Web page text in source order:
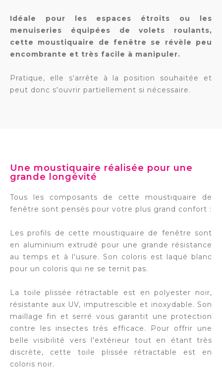
Idéale pour les espaces étroits ou les
menuiseries équipées de volets roulants,
cette moustiquaire de fenêtre se révèle peu
encombrante et très facile à manipuler.
Pratique, elle s'arrête à la position souhaitée et
peut donc s'ouvrir partiellement si nécessaire.
Une moustiquaire réalisée pour une
grande longévité
Tous les composants de cette moustiquaire de
fenêtre sont pensés pour votre plus grand confort :
Les profils de cette moustiquaire de fenêtre sont
en aluminium extrudé pour une grande résistance
au temps et à l'usure. Son coloris est laqué blanc
pour un coloris qui ne se ternit pas.
La toile plissée rétractable est en polyester noir,
résistante aux UV, imputrescible et inoxydable. Son
maillage fin et serré vous garantit une protection
contre les insectes très efficace. Pour offrir une
belle visibilité vers l'extérieur tout en étant très
discrète, cette toile plissée rétractable est en
coloris noir.